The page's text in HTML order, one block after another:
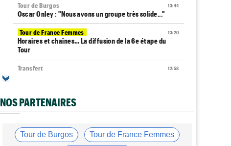
13:44
Tour de Burgos
Oscar Onley : "Nous avons un groupe très solide..."
13:20
Tour de France Femmes
Horaires et chaînes… La diffusion de la 6e étape du
Tour
12:58
Transfert
Média
Cyclism’Actu recrute des rédacteurs… si cela vous
12:25
Tour de Pologne
NOS PARTENAIRES
Tour de Burgos Tour de France Femmes